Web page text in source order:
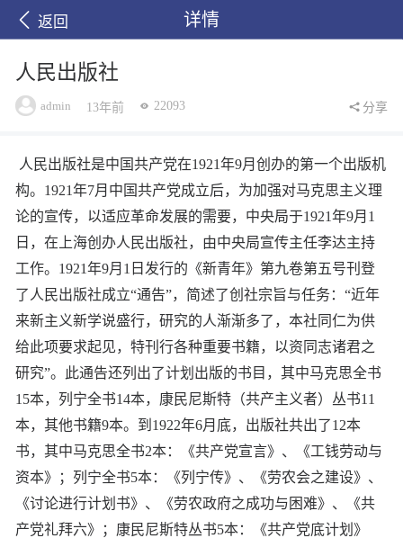
返回 详情
人民出版社
admin 13年前 22093 分享
人民出版社是中国共产党在1921年9月创办的第一个出版机
构。1921年7月中国共产党成立后，为加强对马克思主义理
论的宣传，以适应革命发展的需要，中央局于1921年9月1
日，在上海创办人民出版社，由中央局宣传主任李达主持
工作。1921年9月1日发行的《新青年》第九卷第五号刊登
了人民出版社成立“通告”，简述了创社宗旨与任务：“近年
来新主义新学说盛行，研究的人渐渐多了，本社同仁为供
给此项要求起见，特刊行各种重要书籍，以资同志诸君之
研究”。此通告还列出了计划出版的书目，其中马克思全书
15本，列宁全书14本，康民尼斯特（共产主义者）丛书11
本，其他书籍9本。到1922年6月底，出版社共出了12本
书，其中马克思全书2本：《共产党宣言》、《工钱劳动与
资本》；列宁全书5本：《列宁传》、《劳农会之建设》、
《讨论进行计划书》、《劳农政府之成功与困难》、《共
产党礼拜六》；康民尼斯特丛书5本：《共产党底计划》